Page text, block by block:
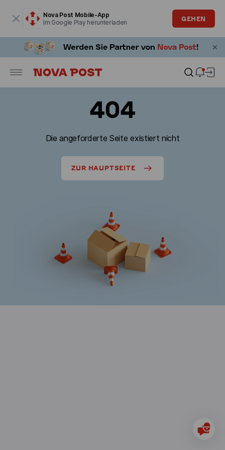
Nova Post Mobile-App
Im Google Play herunterladen
GEHEN
404
Die angeforderte Seite existiert nicht
ZUR HAUPTSEITE